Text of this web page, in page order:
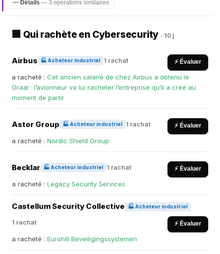
⋯ Détails — 3 opérations similaires
🏢 Qui rachète en Cybersecurity · 10 j
Airbus 🏭 Acheteur industriel 1 rachat ⚡ Évaluer
a racheté : Cet ancien salarié de chez Airbus a obtenu le
Graal : l’avionneur va lui racheter l’entreprise qu’il a créé au
moment de partir
Astor Group 🏭 Acheteur industriel 1 rachat ⚡ Évaluer
a racheté : Nordic Shield Group
Becklar 🏭 Acheteur industriel 1 rachat ⚡ Évaluer
a racheté : Legacy Security Services
Castellum Security Collective 🏭 Acheteur industriel
1 rachat ⚡ Évaluer
a racheté : Eurohill Beveiligingssystemen